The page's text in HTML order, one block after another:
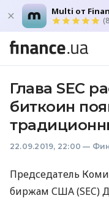
Multi от
Глава SEC
биткоин
22.09.2019, 22:00 —
Председатель
биржам США(SEC)